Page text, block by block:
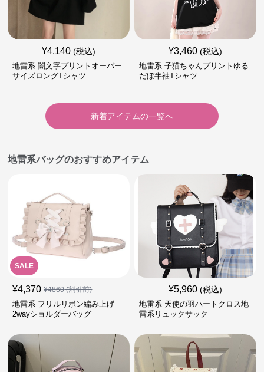
¥4,140 (税込)
地雷系 闇文字プリントオーバー
サイズロングTシャツ
¥3,460 (税込)
地雷系 子猫ちゃんプリントゆる
だぼ半袖Tシャツ
新着アイテムの一覧へ
地雷系バッグのおすすめアイテム
SALE
¥4,370 ¥4860(割引前)
地雷系 フリルリボン編み上げ
2wayショルダーバッグ
¥5,960 (税込)
地雷系 天使の羽ハートクロス地
雷系リュックサック